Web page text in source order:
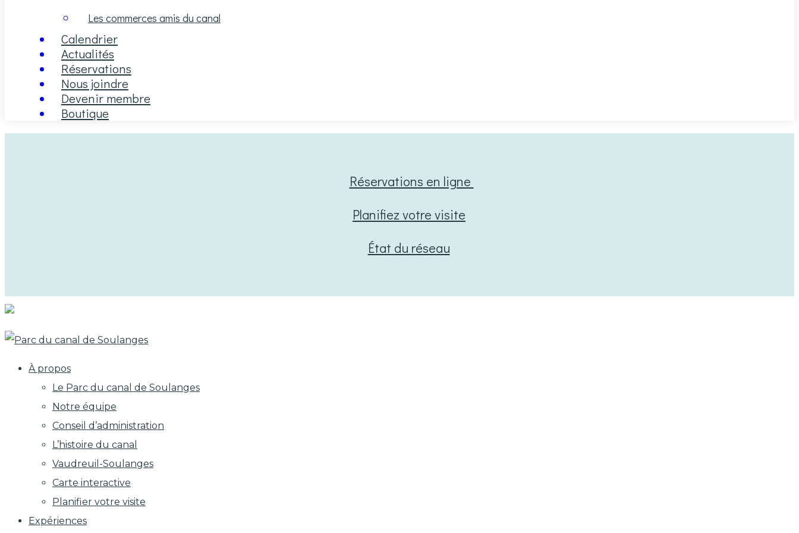
Les commerces amis du canal
Calendrier
Actualités
Réservations
Nous joindre
Devenir membre
Boutique
Réservations en ligne
Planifiez votre visite
État du réseau
À propos
Le Parc du canal de Soulanges
Notre équipe
Conseil d’administration
L’histoire du canal
Vaudreuil-Soulanges
Carte interactive
Planifier votre visite
Expériences